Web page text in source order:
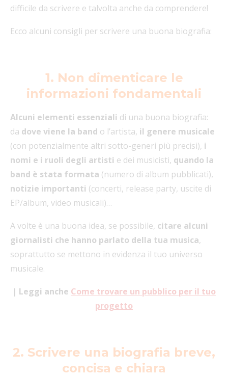
difficile da scrivere e talvolta anche da comprendere!
Ecco alcuni consigli per scrivere una buona biografia:
1. Non dimenticare le
informazioni fondamentali
Alcuni elementi essenziali di una buona biografia:
da dove viene la band o l’artista, il genere musicale
(con potenzialmente altri sotto-generi più precisi), i
nomi e i ruoli degli artisti e dei musicisti, quando la
band è stata formata (numero di album pubblicati),
notizie importanti (concerti, release party, uscite di
EP/album, video musicali)…
A volte è una buona idea, se possibile, citare alcuni
giornalisti che hanno parlato della tua musica,
soprattutto se mettono in evidenza il tuo universo
musicale.
| Leggi anche Come trovare un pubblico per il tuo
progetto
2. Scrivere una biografia breve,
concisa e chiara